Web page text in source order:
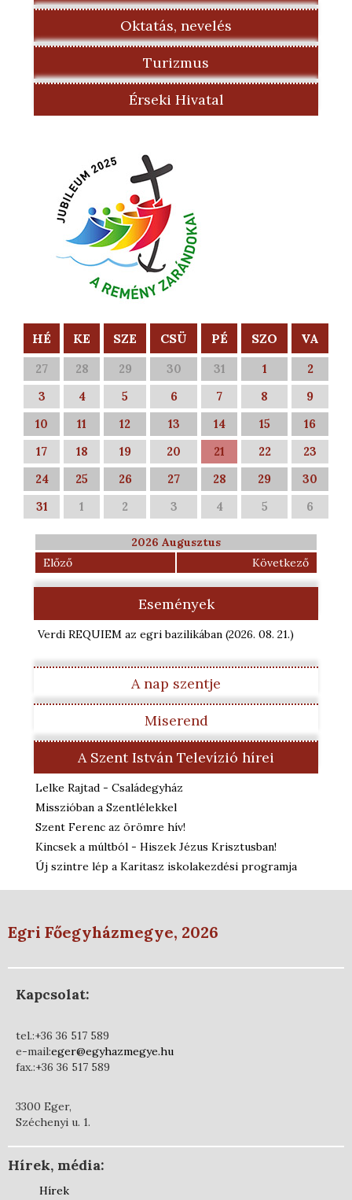
Oktatás, nevelés
Turizmus
Érseki Hivatal
HÉ KE SZE CSÜ PÉ SZO VA
27 28 29 30 31 1
2
3
4 5 6 7 8
9
10
11 12 13 14 15
16
17
18 19 20 21 22
23
24
25 26 27 28 29
30
31
1 2 3 4 5 6
2026 Augusztus
Előző
Következő
Események
Verdi REQUIEM az egri bazilikában (2026. 08. 21.)
A nap szentje
Miserend
A Szent István Televízió hírei
Lelke Rajtad - Családegyház
Misszióban a Szentlélekkel
Szent Ferenc az örömre hív!
Kincsek a múltból - Hiszek Jézus Krisztusban!
Új szintre lép a Karitasz iskolakezdési programja
Egri Főegyházmegye, 2026
Kapcsolat:
tel.:+36 36 517 589
e-mail:eger@egyhazmegye.hu
fax.:+36 36 517 589
3300 Eger,
Széchenyi u. 1.
Hírek, média:
Hírek